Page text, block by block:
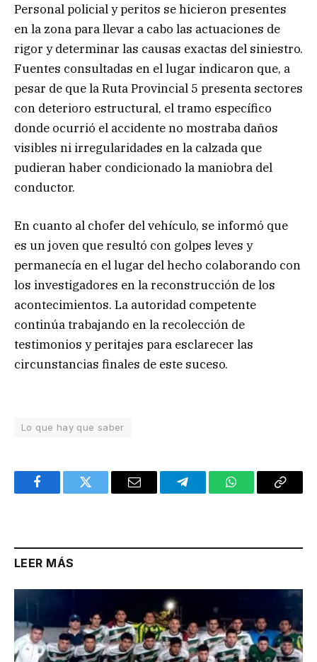
Personal policial y peritos se hicieron presentes
en la zona para llevar a cabo las actuaciones de
rigor y determinar las causas exactas del siniestro.
Fuentes consultadas en el lugar indicaron que, a
pesar de que la Ruta Provincial 5 presenta sectores
con deterioro estructural, el tramo específico
donde ocurrió el accidente no mostraba daños
visibles ni irregularidades en la calzada que
pudieran haber condicionado la maniobra del
conductor.
En cuanto al chofer del vehículo, se informó que
es un joven que resultó con golpes leves y
permanecía en el lugar del hecho colaborando con
los investigadores en la reconstrucción de los
acontecimientos. La autoridad competente
continúa trabajando en la recolección de
testimonios y peritajes para esclarecer las
circunstancias finales de este suceso.
Lo que hay que saber
FacebookTwitter Email TelegramWhatsAppCopy
LEER MÁS